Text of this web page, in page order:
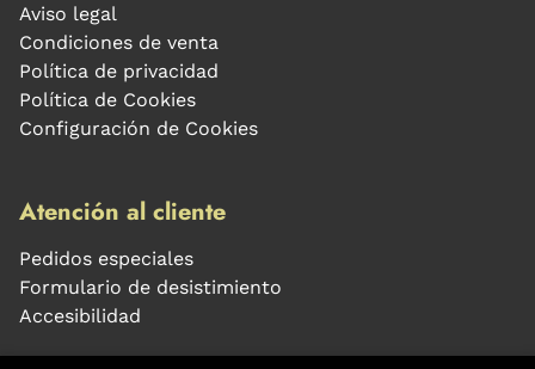
Aviso legal
Condiciones de venta
Política de privacidad
Política de Cookies
Configuración de Cookies
Atención al cliente
Pedidos especiales
Formulario de desistimiento
Accesibilidad